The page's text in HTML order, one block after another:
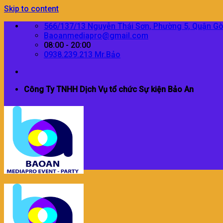
Skip to content
566/137/13 Nguyễn Thái Sơn, Phường 5, Quận
Baoanmediapro@gmail.com
08:00 - 20:00
0938.239.213 Mr.Bảo
Công Ty TNHH Dịch Vụ tổ chức Sự kiện Bảo An